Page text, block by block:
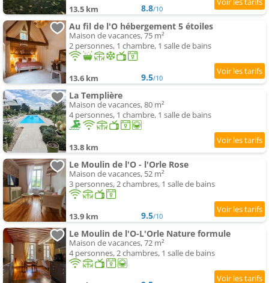
13.5 km 8.8/10
Au fil de l'O hébergement 5 étoiles
Maison de vacances, 75 m²
2 personnes, 1 chambre, 1 salle de bains
13.6 km 9.5/10
La Templière
Maison de vacances, 80 m²
4 personnes, 1 chambre, 1 salle de bains
13.8 km
Le Moulin de l'O - l'Orle Rose
Maison de vacances, 52 m²
3 personnes, 2 chambres, 1 salle de bains
13.9 km 9.5/10
Le Moulin de l'O-L'Orle Nature formule
Maison de vacances, 72 m²
4 personnes, 2 chambres, 1 salle de bains